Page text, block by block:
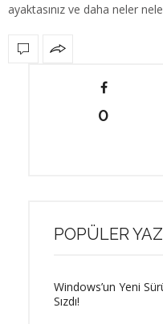
ayaktasınız ve daha neler
0
POPÜLER
Windows’un Yeni
Sızdı!